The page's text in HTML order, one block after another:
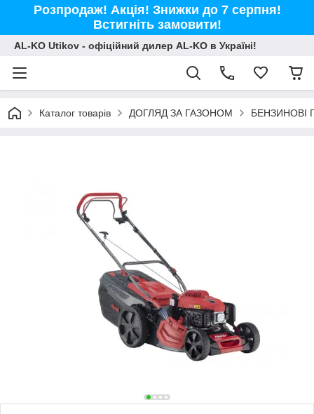
Розпродаж! Акція! Знижки до 7 серпня!
Встигніть замовити!
AL-KO Utikov - офіційний дилер AL-KO в Україні!
Каталог товарів ДОГЛЯД ЗА ГАЗОНОМ БЕНЗИНОВІ